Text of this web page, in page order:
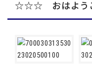
☆☆☆ おはよう